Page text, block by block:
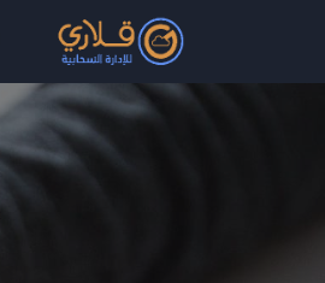
انتقال إلى المحتوى الرئيسي